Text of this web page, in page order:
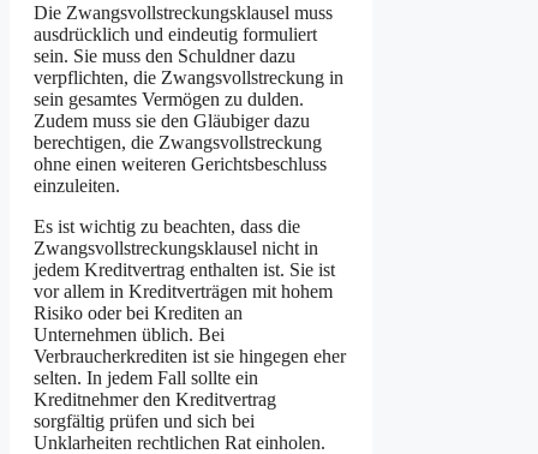
Die Zwangsvollstreckungsklausel muss
ausdrücklich und eindeutig formuliert
sein. Sie muss den Schuldner dazu
verpflichten, die Zwangsvollstreckung in
sein gesamtes Vermögen zu dulden.
Zudem muss sie den Gläubiger dazu
berechtigen, die Zwangsvollstreckung
ohne einen weiteren Gerichtsbeschluss
einzuleiten.
Es ist wichtig zu beachten, dass die
Zwangsvollstreckungsklausel nicht in
jedem Kreditvertrag enthalten ist. Sie ist
vor allem in Kreditverträgen mit hohem
Risiko oder bei Krediten an
Unternehmen üblich. Bei
Verbraucherkrediten ist sie hingegen eher
selten. In jedem Fall sollte ein
Kreditnehmer den Kreditvertrag
sorgfältig prüfen und sich bei
Unklarheiten rechtlichen Rat einholen.